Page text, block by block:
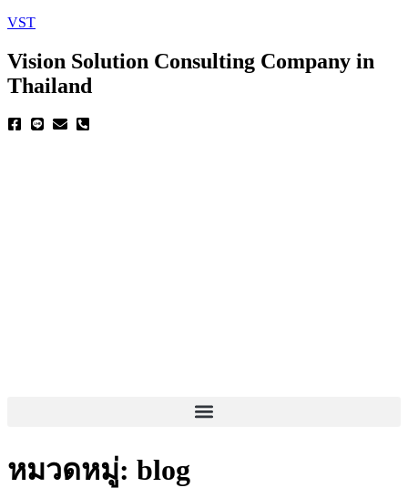
VST
Vision Solution Consulting Company in
Thailand
หมวดหมู่: blog